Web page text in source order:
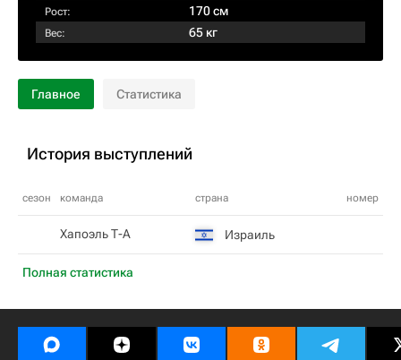
Рост: 170 см
Вес: 65 кг
Главное Статистика
История выступлений
сезон команда страна номер
Полная статистика
Хапоэль Т-А Израиль